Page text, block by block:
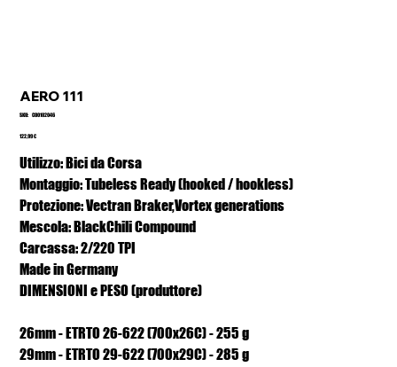
AERO 111
SKU: SKU
CO0102046
Prezzo
122,99 €
Utilizzo: Bici da Corsa
Montaggio: Tubeless Ready (hooked / hookless)
Protezione: Vectran Braker,Vortex generations
Mescola: BlackChili Compound
Carcassa: 2/220 TPI
Made in Germany
DIMENSIONI e PESO (produttore)
26mm - ETRTO 26-622 (700x26C) - 255 g
29mm - ETRTO 29-622 (700x29C) - 285 g